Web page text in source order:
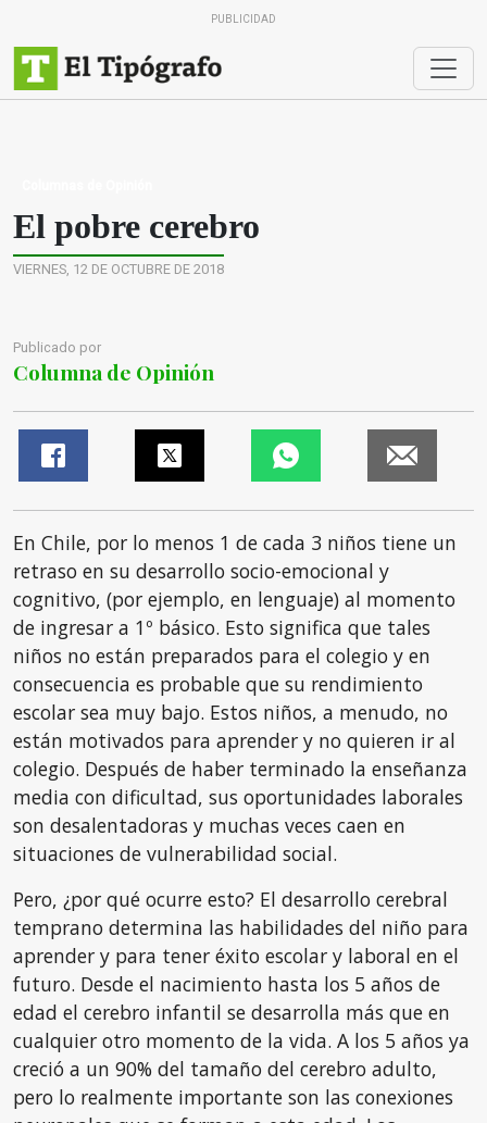
PUBLICIDAD
El pobre cerebro
VIERNES, 12 DE OCTUBRE DE 2018
Publicado por
Columna de Opinión
En Chile, por lo menos 1 de cada 3 niños tiene un
retraso en su desarrollo socio-emocional y
cognitivo, (por ejemplo, en lenguaje) al momento
de ingresar a 1º básico. Esto significa que tales
niños no están preparados para el colegio y en
consecuencia es probable que su rendimiento
escolar sea muy bajo. Estos niños, a menudo, no
están motivados para aprender y no quieren ir al
colegio. Después de haber terminado la enseñanza
media con dificultad, sus oportunidades laborales
son desalentadoras y muchas veces caen en
situaciones de vulnerabilidad social.
Pero, ¿por qué ocurre esto? El desarrollo cerebral
temprano determina las habilidades del niño para
aprender y para tener éxito escolar y laboral en el
futuro. Desde el nacimiento hasta los 5 años de
edad el cerebro infantil se desarrolla más que en
cualquier otro momento de la vida. A los 5 años ya
creció a un 90% del tamaño del cerebro adulto,
pero lo realmente importante son las conexiones